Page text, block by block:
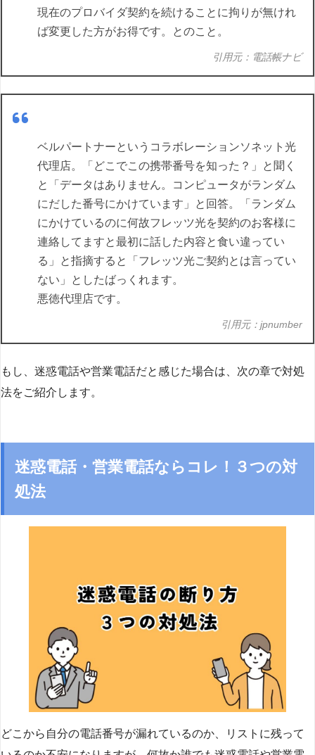
現在のプロバイダ契約を続けることに拘りが無けれ
ば変更した方がお得です。とのこと。
引用元：電話帳ナビ
ベルパートナーというコラボレーションソネット光
代理店。「どこでこの携帯番号を知った？」と聞く
と「データはありません。コンピュータがランダム
にだした番号にかけています」と回答。「ランダム
にかけているのに何故フレッツ光を契約のお客様に
連絡してますと最初に話した内容と食い違ってい
る」と指摘すると「フレッツ光ご契約とは言ってい
ない」としたばっくれます。
悪徳代理店です。
引用元：jpnumber
もし、迷惑電話や営業電話だと感じた場合は、次の章で対処
法をご紹介します。
迷惑電話・営業電話ならコレ！３つの対
処法
どこから自分の電話番号が漏れているのか、リストに残って